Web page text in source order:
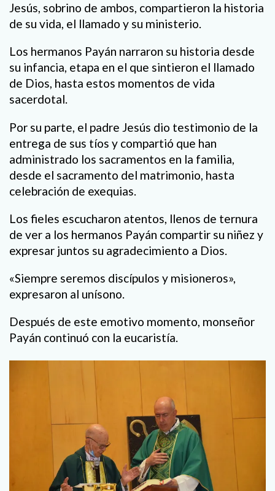
Jesús, sobrino de ambos, compartieron la historia
de su vida, el llamado y su ministerio.
Los hermanos Payán narraron su historia desde
su infancia, etapa en el que sintieron el llamado
de Dios, hasta estos momentos de vida
sacerdotal.
Por su parte, el padre Jesús dio testimonio de la
entrega de sus tíos y compartió que han
administrado los sacramentos en la familia,
desde el sacramento del matrimonio, hasta
celebración de exequias.
Los fieles escucharon atentos, llenos de ternura
de ver a los hermanos Payán compartir su niñez y
expresar juntos su agradecimiento a Dios.
«Siempre seremos discípulos y misioneros»,
expresaron al unísono.
Después de este emotivo momento, monseñor
Payán continuó con la eucaristía.